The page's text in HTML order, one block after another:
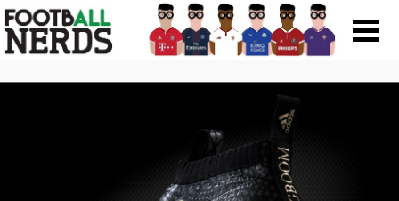
Search
Scarpe